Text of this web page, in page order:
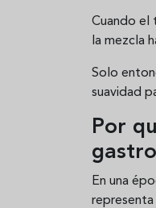
Cuando el
la mezcla
Solo
suavidad
Por
En una